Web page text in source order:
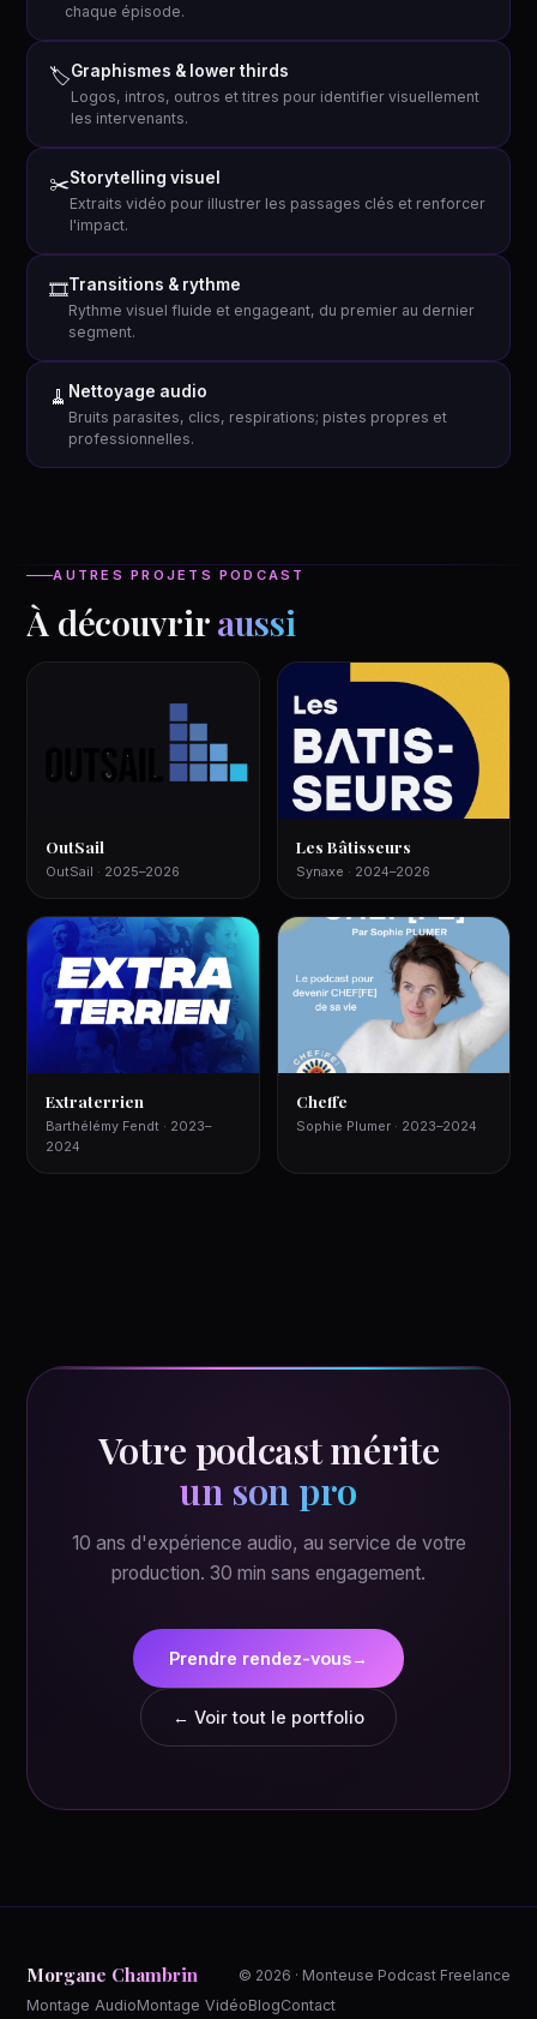
chaque épisode.
🏷️Graphismes & lower thirds
Logos, intros, outros et titres pour identifier visuellement
les intervenants.
✂️Storytelling visuel
Extraits vidéo pour illustrer les passages clés et renforcer
l'impact.
🎞️Transitions & rythme
Rythme visuel fluide et engageant, du premier au dernier
segment.
🧹 Nettoyage audio
Bruits parasites, clics, respirations; pistes propres et
professionnelles.
AUTRES PROJETS PODCAST
À découvriraussi
OutSail
OutSail · 2025–2026
Les Bâtisseurs
Synaxe · 2024–2026
Extraterrien
Barthélémy Fendt · 2023–
2024
Cheffe
Sophie Plumer · 2023–2024
Votre podcast mérite
un son pro
10 ans d'expérience audio, au service de votre
production. 30 min sans engagement.
Prendre rendez-vous→
← Voir tout le portfolio
Morgane Chambrin
© 2026 · Monteuse Podcast Freelance
Montage AudioMontage VidéoBlogContact